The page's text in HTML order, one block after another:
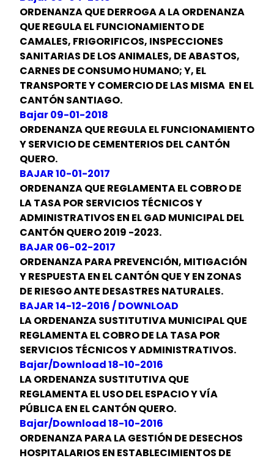
ORDENANZA QUE DERROGA A LA ORDENANZA
QUE REGULA EL FUNCIONAMIENTO DE
CAMALES, FRIGORIFICOS, INSPECCIONES
SANITARIAS DE LOS ANIMALES, DE ABASTOS,
CARNES DE CONSUMO HUMANO; Y, EL
TRANSPORTE Y COMERCIO DE LAS MISMA EN EL
CANTÓN SANTIAGO.
Bajar 09-01-2018
ORDENANZA QUE REGULA EL FUNCIONAMIENTO
Y SERVICIO DE CEMENTERIOS DEL CANTÓN
QUERO.
BAJAR 10-01-2017
ORDENANZA QUE REGLAMENTA EL COBRO DE
LA TASA POR SERVICIOS TÉCNICOS Y
ADMINISTRATIVOS EN EL GAD MUNICIPAL DEL
CANTÓN QUERO 2019 -2023.
BAJAR 06-02-2017
ORDENANZA PARA PREVENCIÓN, MITIGACIÓN
Y RESPUESTA EN EL CANTÓN QUE Y EN ZONAS
DE RIESGO ANTE DESASTRES NATURALES.
BAJAR 14-12-2016 / DOWNLOAD
LA ORDENANZA SUSTITUTIVA MUNICIPAL QUE
REGLAMENTA EL COBRO DE LA TASA POR
SERVICIOS TÉCNICOS Y ADMINISTRATIVOS.
Bajar/Download 18-10-2016
LA ORDENANZA SUSTITUTIVA QUE
REGLAMENTA EL USO DEL ESPACIO Y VÍA
PÚBLICA EN EL CANTÓN QUERO.
Bajar/Download 18-10-2016
ORDENANZA PARA LA GESTIÓN DE DESECHOS
HOSPITALARIOS EN ESTABLECIMIENTOS DE